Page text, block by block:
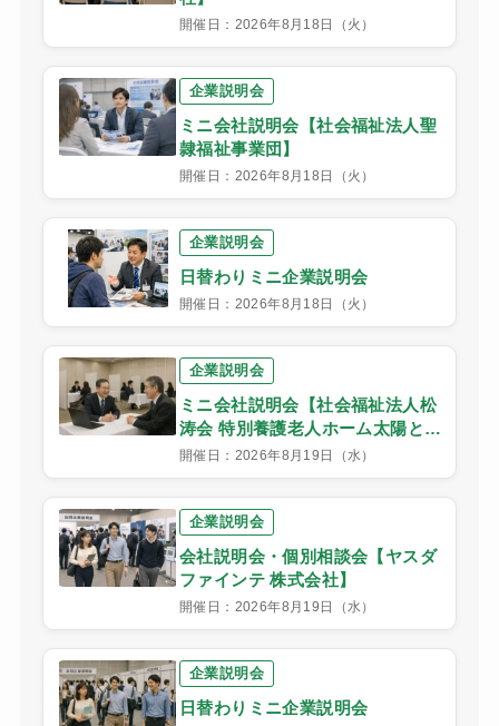
開催日：2026年8月18日（火）
企業説明会
ミニ会社説明会【社会福祉法人聖
隷福祉事業団】
開催日：2026年8月18日（火）
企業説明会
日替わりミニ企業説明会
開催日：2026年8月18日（火）
企業説明会
ミニ会社説明会【社会福祉法人松
涛会 特別養護老人ホーム太陽と緑
の家】
開催日：2026年8月19日（水）
企業説明会
会社説明会・個別相談会【ヤスダ
ファインテ 株式会社】
開催日：2026年8月19日（水）
企業説明会
日替わりミニ企業説明会